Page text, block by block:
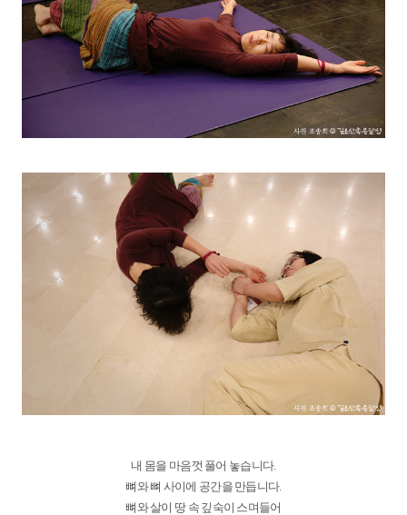
내 몸을 마음껏 풀어 놓습니다.
뼈와 뼈 사이에 공간을 만듭니다.
뼈와 살이 땅 속 깊숙이 스며들어